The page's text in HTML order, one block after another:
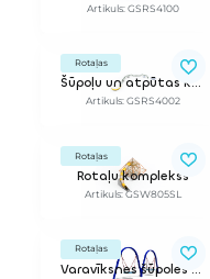
Artikuls: GSRS4100
Rotaļas
Šūpoļu un atpūtas komplekss
Artikuls: GSRS4002
Rotaļas
Rotaļu komplekss
Artikuls: GSW805SL
Rotaļas
Varavīksnes šūpoles (divvietīgas)